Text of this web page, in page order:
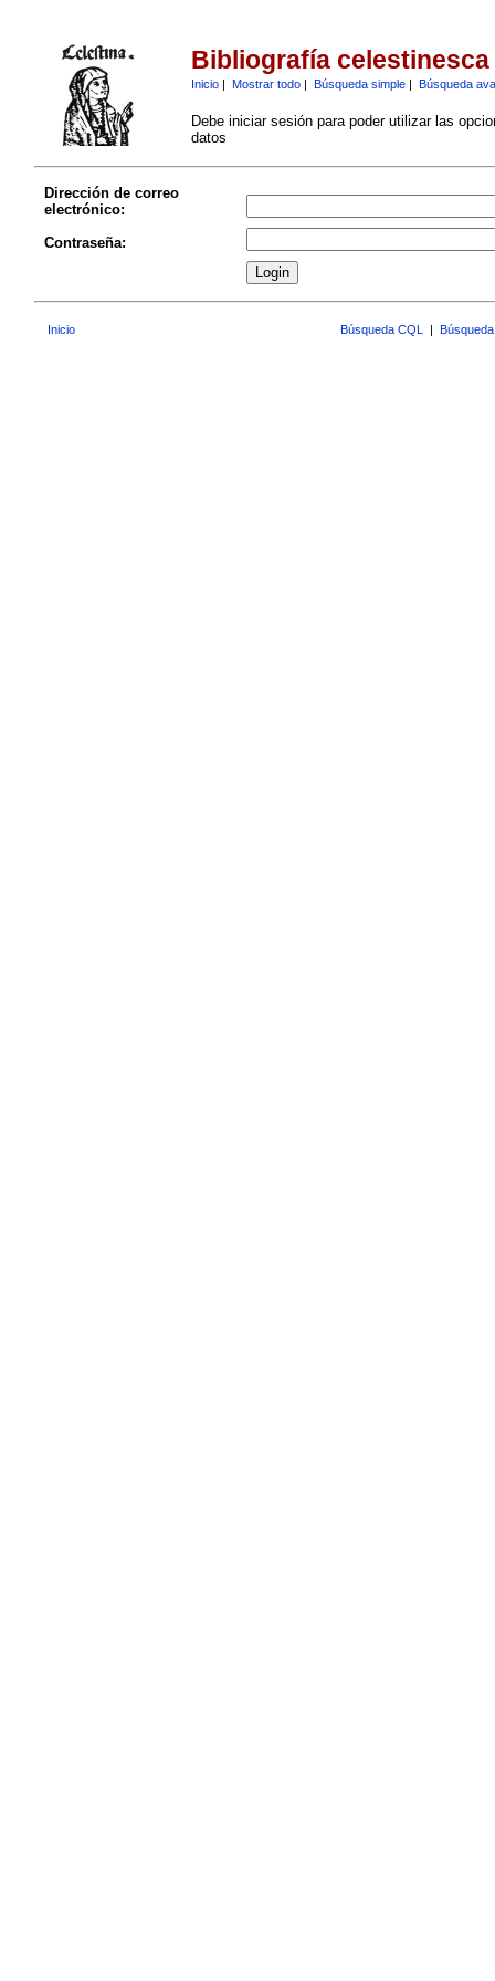
Bibliografía celestinesca
Inicio| Mostrar todo| Búsqueda simple| Búsqueda
Debe iniciar sesión para poder utilizar las
datos
Dirección de correo
electrónico:
Contraseña:
Inicio Búsqueda CQL |